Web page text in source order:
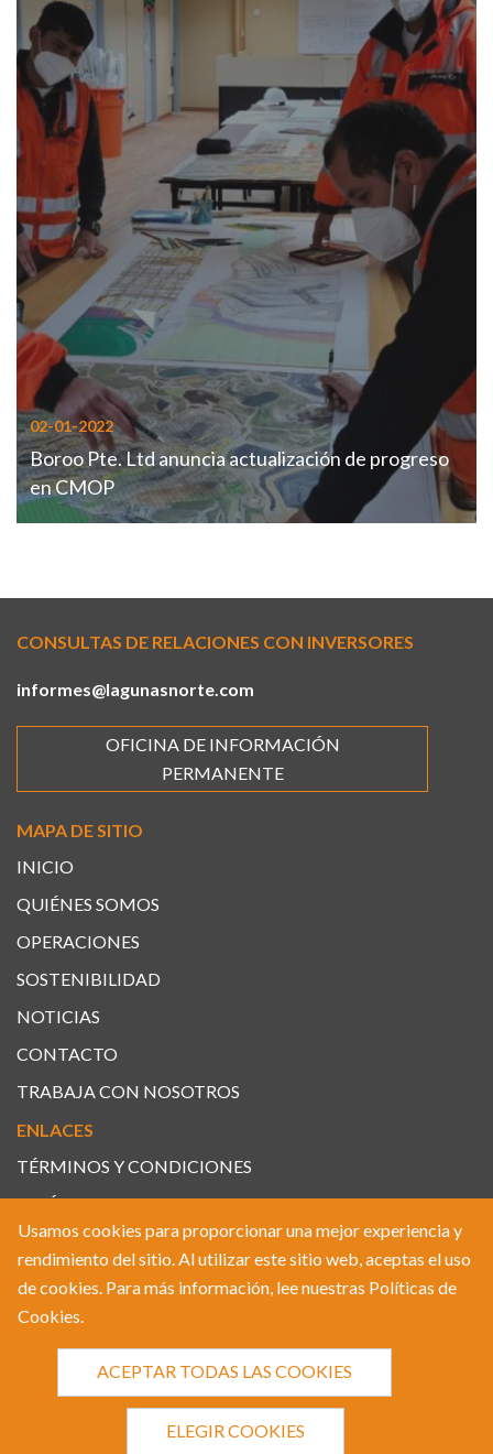
Usamos cookies para proporcionar una mejor experiencia y
rendimiento del sitio. Al utilizar este sitio web, aceptas el uso
de cookies. Para más información, lee nuestras Políticas de
Cookies.
ACEPTAR TODAS LAS COOKIES
ELEGIR COOKIES
02-01-2022
Boroo Pte. Ltd anuncia actualización de progreso
en CMOP
CONSULTAS DE RELACIONES CON INVERSORES
informes@lagunasnorte.com
OFICINA DE INFORMACIÓN
PERMANENTE
MAPA DE SITIO
INICIO
QUIÉNES SOMOS
OPERACIONES
SOSTENIBILIDAD
NOTICIAS
CONTACTO
TRABAJA CON NOSOTROS
ENLACES
TÉRMINOS Y CONDICIONES
POLÍTICAS DE PRIVACIDAD
POLÍTICAS DE COOKIES
© 2022 BOROO, Todos los derechos reservados. By
Webtilia